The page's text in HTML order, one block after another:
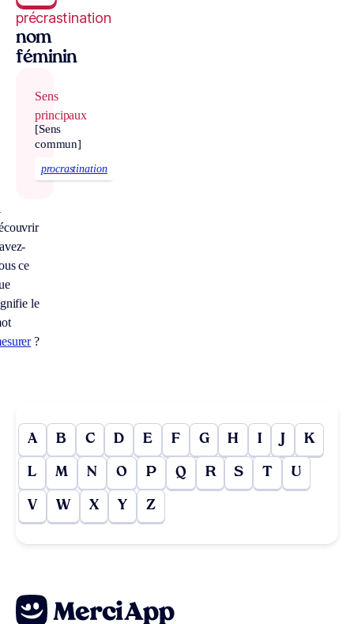
précrastination
nom
féminin
Sens
principaux
[Sens
commun]
procrastination
ce
le
?
A B C D E F G H I J K
L M N O P Q R S T U
V W X Y Z